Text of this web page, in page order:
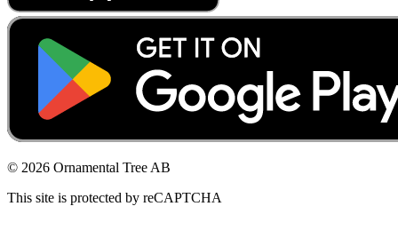
© 2026 Ornamental Tree AB
This site is protected by reCAPTCHA